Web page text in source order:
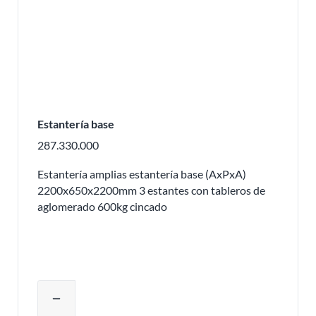
Estantería base
287.330.000
Estantería amplias estantería base (AxPxA)
2200x650x2200mm 3 estantes con tableros de
aglomerado 600kg cincado
remove